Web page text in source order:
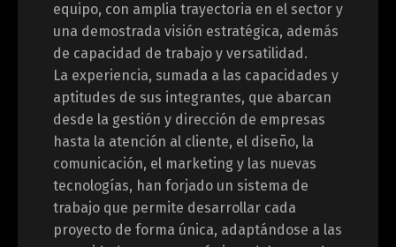
equipo, con amplia trayectoria en el sector y
una demostrada visión estratégica, además
de capacidad de trabajo y versatilidad.
La experiencia, sumada a las capacidades y
aptitudes de sus integrantes, que abarcan
desde la gestión y dirección de empresas
hasta la atención al cliente, el diseño, la
comunicación, el marketing y las nuevas
tecnologías, han forjado un sistema de
trabajo que permite desarrollar cada
proyecto de forma única, adaptándose a las